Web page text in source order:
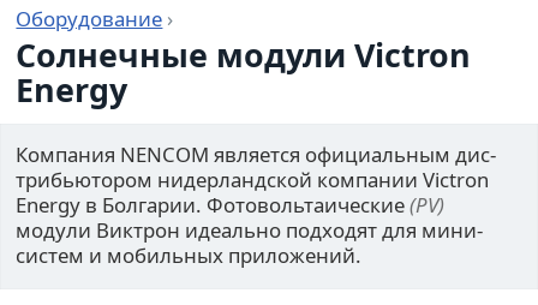
Оборудование ›
Солнечные модули Victron
Energy
Компания NENCOM явля­ется офи­ци­аль­ным дис­
три­бью­то­ром нидер­ланд­ской ком­па­нии Victron
Energy в Болгарии. Фотоволь­та­и­че­ские(PV)
модули Виктрон иде­ально под­хо­дят для мини-
систем и мобиль­ных при­ло­же­ний.